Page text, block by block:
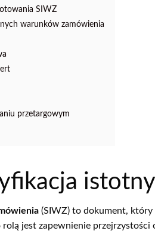
SIWZ
warunków zamówienia
przetargowym
(SIWZ) to dokument, który
rolą jest zapewnienie